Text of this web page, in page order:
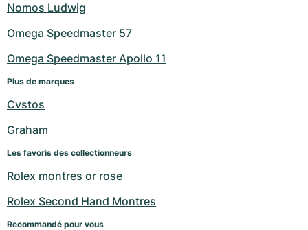
Nomos Ludwig
Omega Speedmaster 57
Omega Speedmaster Apollo 11
Plus de marques
Cvstos
Graham
Les favoris des collectionneurs
Rolex montres or rose
Rolex Second Hand Montres
Recommandé pour vous